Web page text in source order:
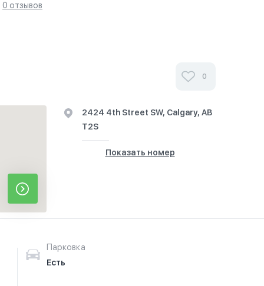
0 отзывов
0
2424 4th Street SW, Calgary, AB
T2S
Показать номер
Парковка
Есть